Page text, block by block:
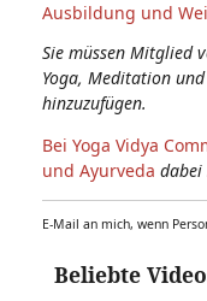
Ausbildung und
Sie müssen Mitglied
Yoga, Meditation
hinzuzufügen.
Bei Yoga Vidya
und Ayurveda dabei
E-Mail an mich, wenn
Beliebte